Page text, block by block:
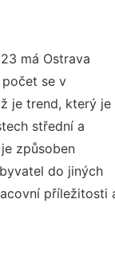
má Ostrava
počet se v
je trend, který je
střední a
způsoben
do jiných
příležitosti